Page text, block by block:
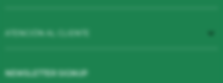
ATENCIÓN AL CLIENTE 
NEWSLETTER SIGNUP